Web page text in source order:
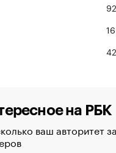
16
на РБК
ваш авторитет